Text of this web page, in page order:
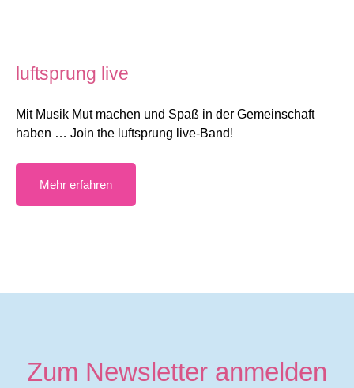
luftsprung live
Mit Musik Mut machen und Spaß in der Gemeinschaft
haben … Join the luftsprung live-Band!
Mehr erfahren
Zum Newsletter anmelden